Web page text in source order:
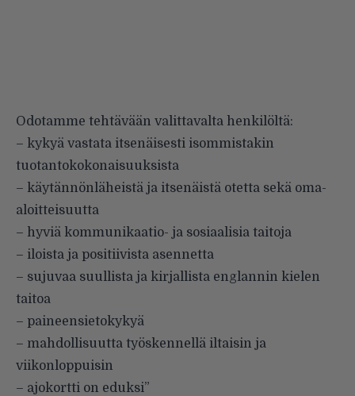
Odotamme tehtävään valittavalta henkilöltä:
– kykyä vastata itsenäisesti isommistakin
tuotantokokonaisuuksista
– käytännönläheistä ja itsenäistä otetta sekä oma-
aloitteisuutta
– hyviä kommunikaatio- ja sosiaalisia taitoja
– iloista ja positiivista asennetta
– sujuvaa suullista ja kirjallista englannin kielen
taitoa
– paineensietokykyä
– mahdollisuutta työskennellä iltaisin ja
viikonloppuisin
– ajokortti on eduksi”